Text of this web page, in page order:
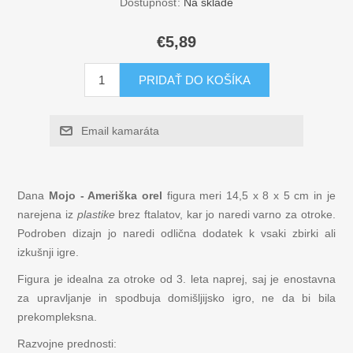
Igraj in uči
Glasbeni instrumenti
Lesene sestavljanke za otroke
Igra
€5,89
PRIDAŤ DO KOŠÍKA
Email kamaráta
Dana Mojo - Ameriška orel figura meri 14,5 x 8 x 5 cm in je
narejena iz plastikebrez ftalatov, kar jo naredi varno za otroke.
Podroben dizajn jo naredi odlična dodatek k vsaki zbirki ali
izkušnji igre.
Figura je idealna za otroke od 3. leta naprej, saj je enostavna
za upravljanje in spodbuja domišljijsko igro, ne da bi bila
prekompleksna.
Razvojne prednosti: